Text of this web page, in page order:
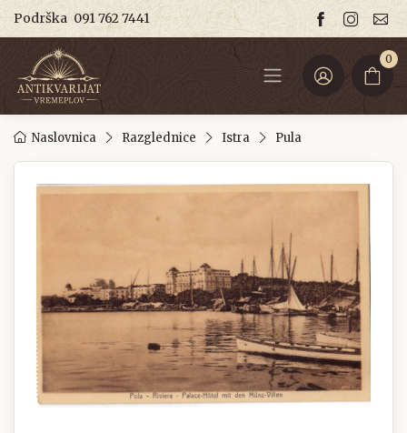
Podrška 091 762 7441
0
Naslovnica Razglednice Istra Pula